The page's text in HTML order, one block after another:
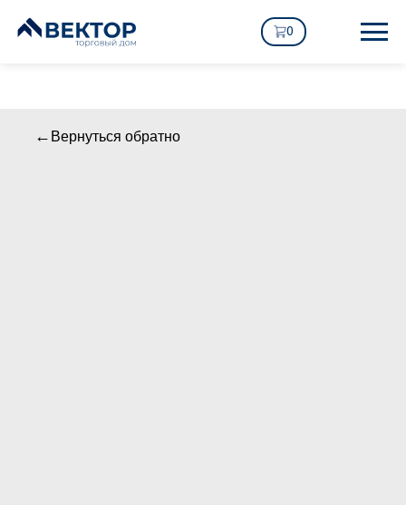
0
Вернуться обратно